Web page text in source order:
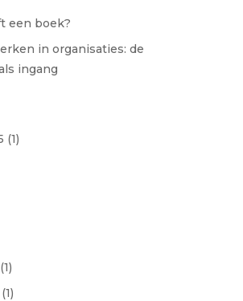
een boek?
in organisaties: de
ingang
(1)
(1)